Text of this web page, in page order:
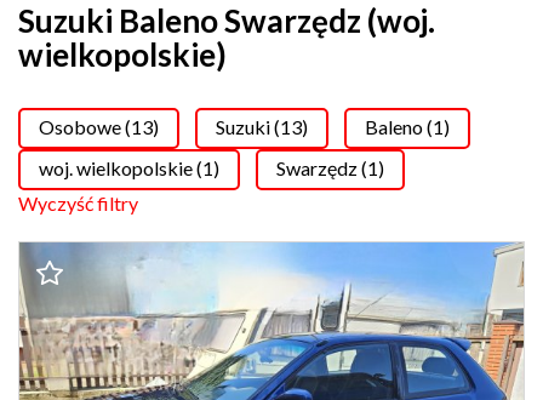
Suzuki Baleno Swarzędz (woj.
wielkopolskie)
Osobowe (13) Suzuki (13)
Baleno (1)
woj. wielkopolskie (1)
Swarzędz (1)
Wyczyść filtry